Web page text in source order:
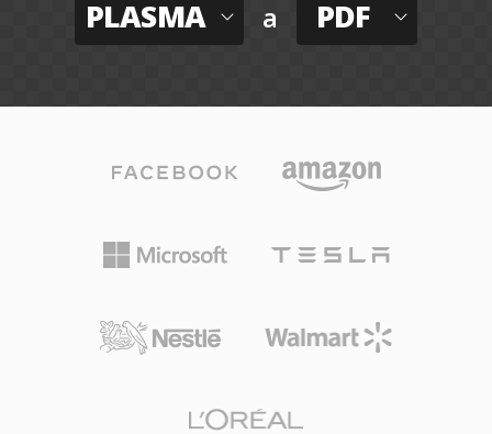
PLASMA a PDF